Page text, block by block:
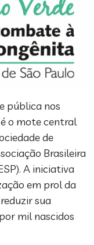
pública nos
o mote central
de
Brasileira
A iniciativa
em prol da
sua
mil nascidos